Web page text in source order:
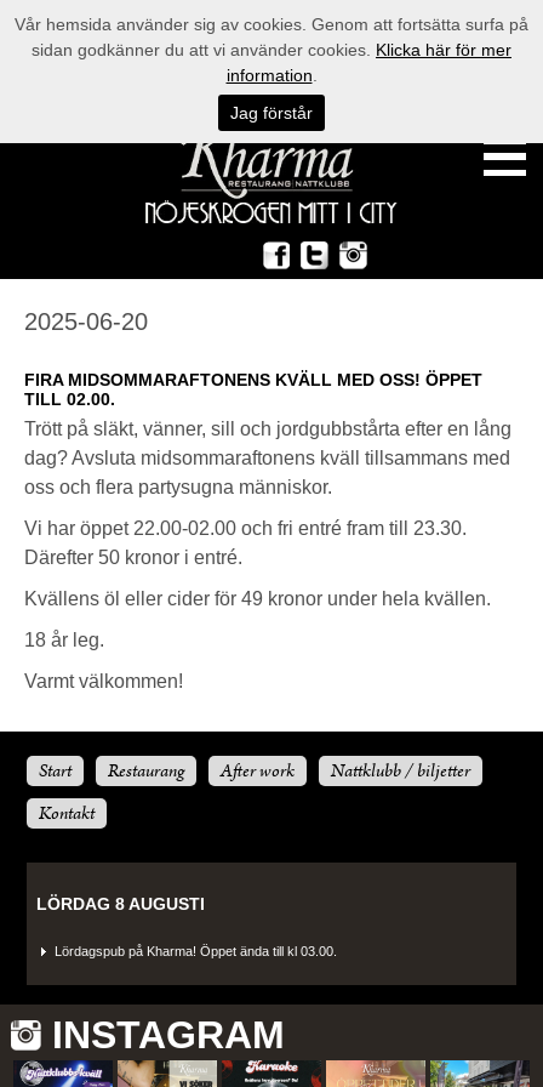
2025-06-20
FIRA MIDSOMMARAFTONENS KVÄLL MED OSS! ÖPPET
TILL 02.00.
Trött på släkt, vänner, sill och jordgubbstårta efter en lång
dag? Avsluta midsommaraftonens kväll tillsammans med
oss och flera partysugna människor.
Vi har öppet 22.00-02.00 och fri entré fram till 23.30.
Därefter 50 kronor i entré.
Kvällens öl eller cider för 49 kronor under hela kvällen.
18 år leg.
Varmt välkommen!
Start Restaurang After work
Nattklubb / biljetter
Kontakt
LÖRDAG 8 AUGUSTI
Lördagspub på Kharma! Öppet ända till kl 03.00.
INSTAGRAM
Vår hemsida använder sig av cookies. Genom att fortsätta surfa på
sidan godkänner du att vi använder cookies. Klicka här för mer
information
Jag förstår